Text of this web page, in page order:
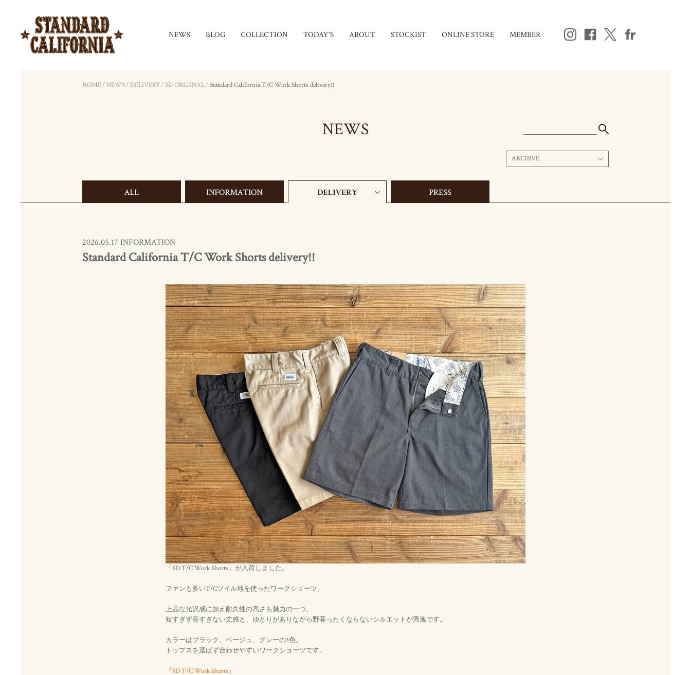
NEWS BLOG COLLECTION TODAY'S ABOUT STOCKIST ONLINE STORE MEMBER
HOME/NEWS/ DELIVERY/SD ORIGINAL/Standard California T/C Work Shorts delivery!!
NEWS
ARCHIVE
2026.05.17 INFORMATION
Standard California T/C Work Shorts delivery!!
「SD T/C Work Shorts」が入荷しました。
ファンも多いT/Cツイル地を使ったワークショーツ。
上品な光沢感に加え耐久性の高さも魅力の一つ。
短すぎず長すぎない丈感と、ゆとりがありながら野暮ったくならないシルエットが秀逸です。
カラーはブラック、ベージュ、グレーの3色。
トップスを選ばず合わせやすいワークショーツです。
『SD T/C Work Shorts』